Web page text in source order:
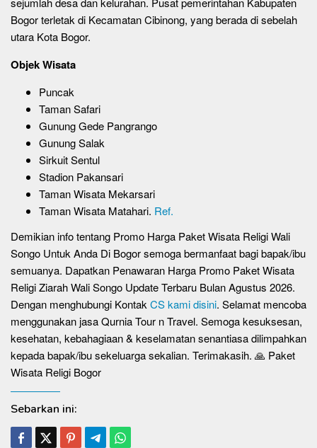
Bogor terletak di Kecamatan Cibinong, yang berada di sebelah
utara Kota Bogor.
Objek Wisata
Puncak
Taman Safari
Gunung Gede Pangrango
Gunung Salak
Sirkuit Sentul
Stadion Pakansari
Taman Wisata Mekarsari
Taman Wisata Matahari. Ref.
Demikian info tentang Promo Harga Paket Wisata Religi Wali
Songo Untuk Anda Di Bogor semoga bermanfaat bagi bapak/ibu
semuanya. Dapatkan Penawaran Harga Promo Paket Wisata
Religi Ziarah Wali Songo Update Terbaru Bulan Agustus 2026.
Dengan menghubungi Kontak CS kami disini. Selamat mencoba
menggunakan jasa Qurnia Tour n Travel. Semoga kesuksesan,
kesehatan, kebahagiaan & keselamatan senantiasa dilimpahkan
kepada bapak/ibu sekeluarga sekalian. Terimakasih. 🙏 Paket
Wisata Religi Bogor
Sebarkan ini: